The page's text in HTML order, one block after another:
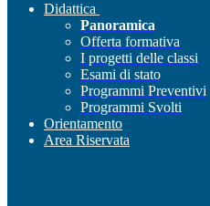
Didattica
Panoramica
Offerta formativa
I progetti delle classi
Esami di stato
Programmi Preventivi
Programmi Svolti
Orientamento
Area Riservata